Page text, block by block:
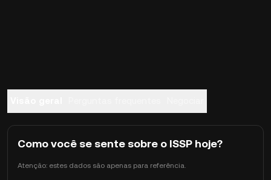
Como você se sente sobre o ISSP hoje?
Atenção: estes dados são apenas para referência.